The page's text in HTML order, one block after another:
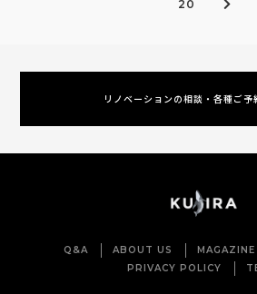
20
リノベーションの相談・各種ご予
Q&A ABOUT US MAGAZINE
PRIVACY POLICY